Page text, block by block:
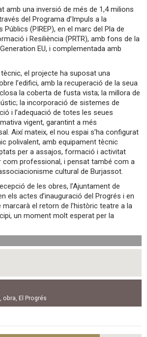
amb una inversió de més de 1,4 milions
del Programa d’Impuls a la
Públics (PIREP), en el marc del Pla de
i Resiliència (PRTR), amb fons de la
EU, i complementada amb
el projecte ha suposat una
l’edifici, amb la recuperació de la seua
la coberta de fusta vista; la millora de
la incorporació de sistemes de
i l’adequació de totes les seues
vigent, garantint a més
Així mateix, el nou espai s’ha configurat
polivalent, amb equipament tècnic
per a assajos, formació i activitat
com professional, i pensat també com a
cultural de Burjassot.
de les obres, l’Ajuntament de
els actes d’inauguració del Progrés i en
el retorn de l’històric teatre a la
un moment molt esperat per la
, obra, El Progrés